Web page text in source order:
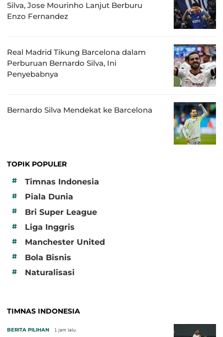
Silva, Jose Mourinho Lanjut Berburu
Enzo Fernandez
Real Madrid Tikung Barcelona dalam
Perburuan Bernardo Silva, Ini
Penyebabnya
Bernardo Silva Mendekat ke Barcelona
TOPIK POPULER
#
Timnas Indonesia
# Piala Dunia
# Bri Super League
# Liga Inggris
# Manchester United
# Bola Bisnis
# Naturalisasi
TIMNAS INDONESIA
BERITA PILIHAN 1 jam lalu